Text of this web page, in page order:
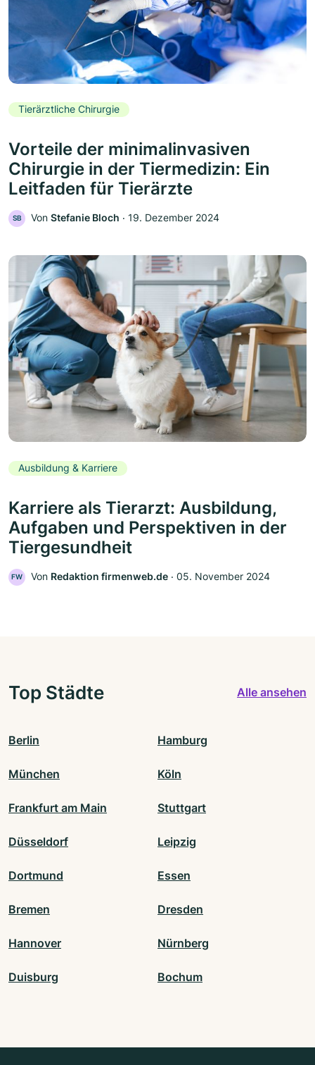
Tierärztliche Chirurgie
Vorteile der minimalinvasiven
Chirurgie in der Tiermedizin: Ein
Leitfaden für Tierärzte
SB Von Stefanie Bloch ‧ 19. Dezember 2024
Ausbildung & Karriere
Karriere als Tierarzt: Ausbildung,
Aufgaben und Perspektiven in der
Tiergesundheit
FW Von Redaktion firmenweb.de ‧ 05. November 2024
Top Städte Alle ansehen
Berlin Hamburg
München Köln
Frankfurt am Main Stuttgart
Düsseldorf Leipzig
Dortmund Essen
Bremen Dresden
Hannover Nürnberg
Duisburg Bochum